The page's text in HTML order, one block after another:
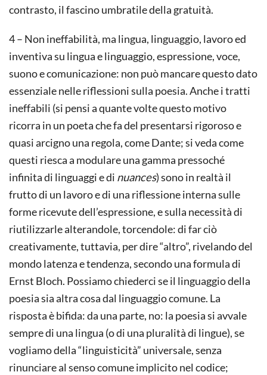
contrasto, il fascino umbratile della gratuità.
4 – Non ineffabilità, ma lingua, linguaggio, lavoro ed
inventiva su lingua e linguaggio, espressione, voce,
suono e comunicazione: non può mancare questo dato
essenziale nelle riflessioni sulla poesia. Anche i tratti
ineffabili (si pensi a quante volte questo motivo
ricorra in un poeta che fa del presentarsi rigoroso e
quasi arcigno una regola, come Dante; si veda come
questi riesca a modulare una gamma pressoché
infinita di linguaggi e di nuances) sono in realtà il
frutto di un lavoro e di una riflessione interna sulle
forme ricevute dell’espressione, e sulla necessità di
riutilizzarle alterandole, torcendole: di far ciò
creativamente, tuttavia, per dire “altro”, rivelando del
mondo latenza e tendenza, secondo una formula di
Ernst Bloch. Possiamo chiederci se il linguaggio della
poesia sia altra cosa dal linguaggio comune. La
risposta è bifida: da una parte, no: la poesia si avvale
sempre di una lingua (o di una pluralità di lingue), se
vogliamo della “linguisticità” universale, senza
rinunciare al senso comune implicito nel codice;